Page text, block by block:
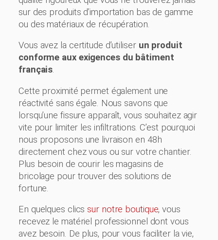
sur des produits d’importation bas de gamme
ou des matériaux de récupération.
Vous avez la certitude d’utiliser un produit
conforme aux exigences du bâtiment
français.
Cette proximité permet également une
réactivité sans égale. Nous savons que
lorsqu’une fissure apparaît, vous souhaitez agir
vite pour limiter les infiltrations. C’est pourquoi
nous proposons une livraison en 48h
directement chez vous ou sur votre chantier.
Plus besoin de courir les magasins de
bricolage pour trouver des solutions de
fortune.
En quelques clics sur notre boutique, vous
recevez le matériel professionnel dont vous
avez besoin. De plus, pour vous faciliter la vie,